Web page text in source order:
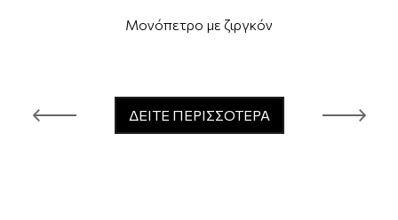
Μονόπετρο με ζιργκόν
ΔΕΙΤΕ ΠΕΡΙΣΣΟΤΕΡΑ